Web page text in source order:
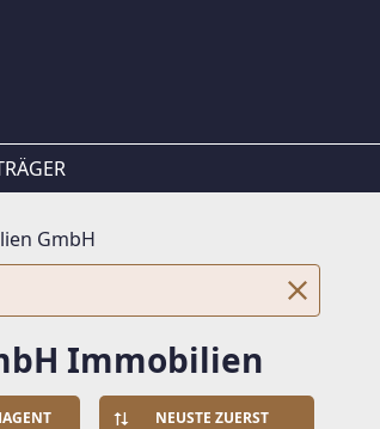
GmbH
Immobilien
NEUSTE ZUERST